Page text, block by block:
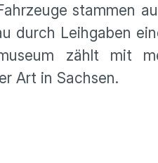
stammen
Leihgaben
zählt mit
Art in Sachsen.